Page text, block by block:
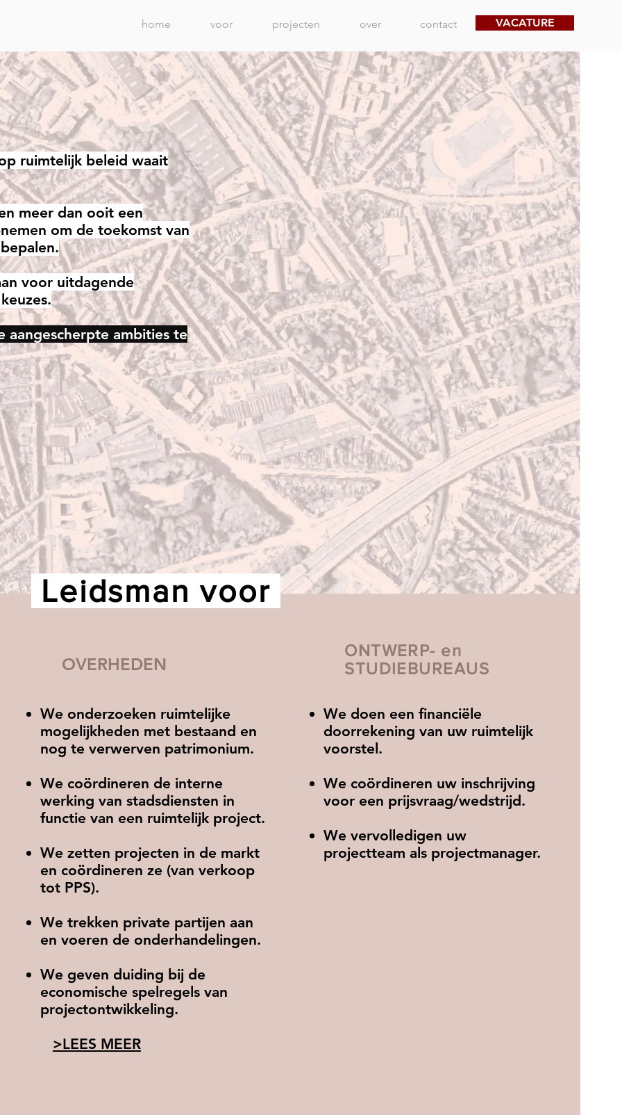
home voor projecten over contact VACATURE
ruimtelijk beleid waait
meer dan ooit een
om de toekomst van
voor uitdagende
aangescherpte ambities te
Leidsman voor
OVERHEDEN
We onderzoeken ruimtelijke
mogelijkheden met bestaand en
nog te verwerven patrimonium.
We coördineren de interne
werking van stadsdiensten in
functie van een ruimtelijk project.
We zetten projecten in de markt
en coördineren ze (van verkoop
tot PPS).
We trekken private partijen aan
en voeren de onderhandelingen.
We geven duiding bij de
economische spelregels van
projectontwikkeling.
>LEES MEER
ONTWERP- en
STUDIEBUREAUS
We doen een financiële
doorrekening van uw ruimtelijk
voorstel.
We coördineren uw inschrijving
voor een prijsvraag/wedstrijd.
We vervolledigen uw
projectteam als projectmanager.